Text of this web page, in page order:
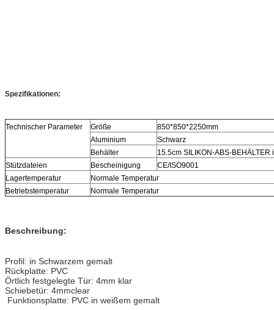
Spezifikationen:
Technischer Parameter Größe
850*850*2250mm
Aluminium
Schwarz
Behälter
15.5cm SILIKON-ABS-BEHÄLTER
Stützdateien
Bescheinigung
CE/ISO9001
Lagertemperatur
Normale Temperatur
Betriebstemperatur
Normale Temperatur
Beschreibung:
Profil: in Schwarzem gemalt
Rückplatte: PVC
Örtlich festgelegte Tür: 4mm klar
Schiebetür: 4mmclear
Funktionsplatte: PVC in weißem gemalt